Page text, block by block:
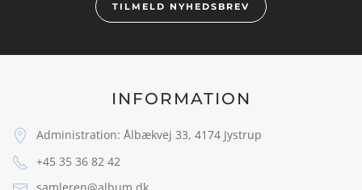
TILMELD NYHEDSBREV
INFORMATION
Administration: Ålbækvej 33, 4174 Jystrup
+45 35 36 82 42